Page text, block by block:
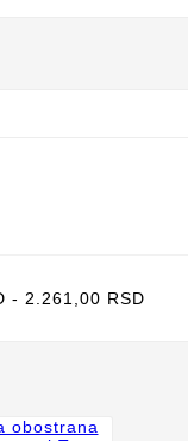
- 2.261,00 RSD